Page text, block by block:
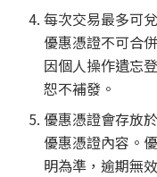
每次交易最多可
優惠憑證不可合
因個人操作遺忘
恕不補發。
優惠憑證會存放
優惠憑證內容。
明為準，逾期無